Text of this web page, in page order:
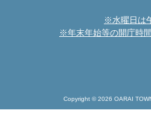
※水曜日は
※年末年始等の開庁時
Copyright © 2026 OARAI